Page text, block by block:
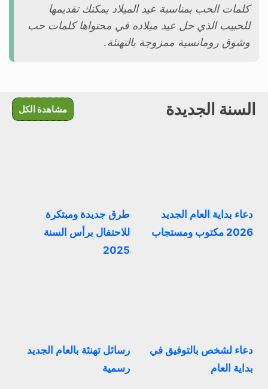
كلمات الحب بمناسبة عيد الميلاد يمكنك تقديمها
للحبيب الذي حل عيد ميلاده في محتواها كلمات حب
وشوق رومانسية ممزوجة بالتهنئة.
السنة الجديدة مشاهدة الكل
دعاء بداية العام الجديد
2026 مكتوب ومستجاب
طرق جديدة ومبتكرة
للاحتفال برأس السنة
2025
دعاء لشخص بالتوفيق في
بداية العام
رسائل تهنئة بالعام الجديد
رسمية